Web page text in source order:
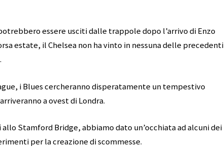
essere usciti dalle trappole dopo l’arrivo di Enzo
estate, il Chelsea non ha vinto in nessuna delle precedenti
i Blues cercheranno disperatamente un tempestivo
a ovest di Londra.
Stamford Bridge, abbiamo dato un’occhiata ad alcuni dei
per la creazione di scommesse.